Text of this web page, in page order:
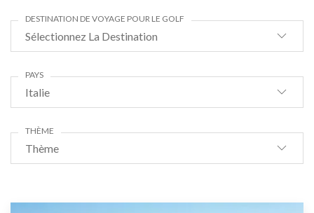
Sélectionnez La Destination
DESTINATION DE VOYAGE POUR LE GOLF
Italie
PAYS
Thème
THÈME